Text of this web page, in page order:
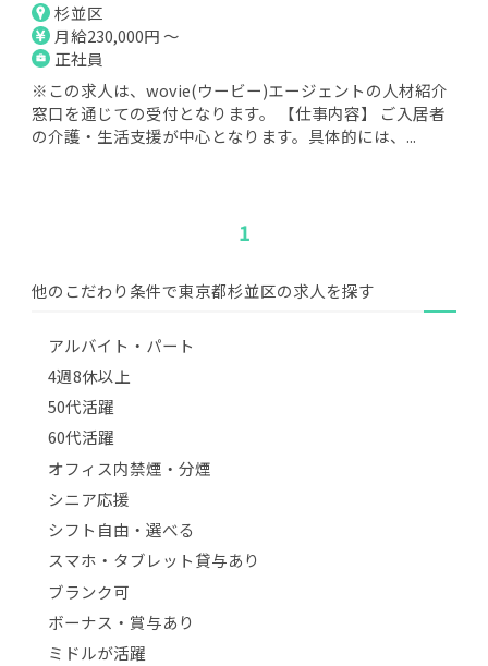
杉並区
月給230,000円 ～
正社員
※この求人は、wovie(ウービー)エージェントの人材紹介
窓口を通じての受付となります。 【仕事内容】 ご入居者
の介護・生活支援が中心となります。具体的には、...
1
他のこだわり条件で東京都杉並区の求人を探す
アルバイト・パート
4週8休以上
50代活躍
60代活躍
オフィス内禁煙・分煙
シニア応援
シフト自由・選べる
スマホ・タブレット貸与あり
ブランク可
ボーナス・賞与あり
ミドルが活躍